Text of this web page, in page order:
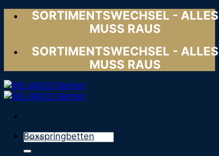
Zum
SORTIMENTSWECHSEL - ALLES
MUSS RAUS
SORTIMENTSWECHSEL - ALLES
MUSS RAUS
Suchen
Boxspringbetten